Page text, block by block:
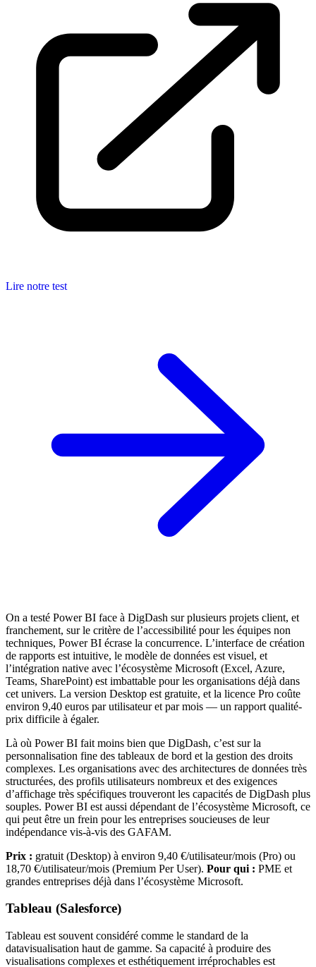
Lire notre test
On a testé Power BI face à DigDash sur plusieurs projets client, et
franchement, sur le critère de l’accessibilité pour les équipes non
techniques, Power BI écrase la concurrence. L’interface de création
de rapports est intuitive, le modèle de données est visuel, et
l’intégration native avec l’écosystème Microsoft (Excel, Azure,
Teams, SharePoint) est imbattable pour les organisations déjà dans
cet univers. La version Desktop est gratuite, et la licence Pro coûte
environ 9,40 euros par utilisateur et par mois — un rapport qualité-
prix difficile à égaler.
Là où Power BI fait moins bien que DigDash, c’est sur la
personnalisation fine des tableaux de bord et la gestion des droits
complexes. Les organisations avec des architectures de données très
structurées, des profils utilisateurs nombreux et des exigences
d’affichage très spécifiques trouveront les capacités de DigDash plus
souples. Power BI est aussi dépendant de l’écosystème Microsoft, ce
qui peut être un frein pour les entreprises soucieuses de leur
indépendance vis-à-vis des GAFAM.
Prix : gratuit (Desktop) à environ 9,40 €/utilisateur/mois (Pro) ou
18,70 €/utilisateur/mois (Premium Per User). Pour qui : PME et
grandes entreprises déjà dans l’écosystème Microsoft.
Tableau (Salesforce)
Tableau est souvent considéré comme le standard de la
datavisualisation haut de gamme. Sa capacité à produire des
visualisations complexes et esthétiquement irréprochables est